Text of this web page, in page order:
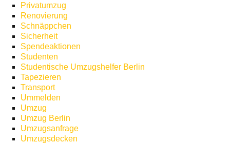
Privatumzug
Renovierung
Schnäppchen
Sicherheit
Spendeaktionen
Studenten
Studentische Umzugshelfer Berlin
Tapezieren
Transport
Ummelden
Umzug
Umzug Berlin
Umzugsanfrage
Umzugsdecken